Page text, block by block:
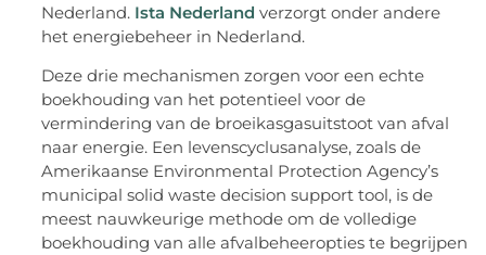
Nederland. Ista Nederland verzorgt onder andere
het energiebeheer in Nederland.
Deze drie mechanismen zorgen voor een echte
boekhouding van het potentieel voor de
vermindering van de broeikasgasuitstoot van afval
naar energie. Een levenscyclusanalyse, zoals de
Amerikaanse Environmental Protection Agency’s
municipal solid waste decision support tool, is de
meest nauwkeurige methode om de volledige
boekhouding van alle afvalbeheeropties te begrijpen